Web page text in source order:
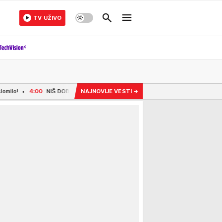
TV UŽIVO
NIŠ DOBIJA 1.100 NOVIH KORPI ZA OTPATKE: Do jeseni stižu i dodatni podzemni
NAJNOVIJE VESTI →